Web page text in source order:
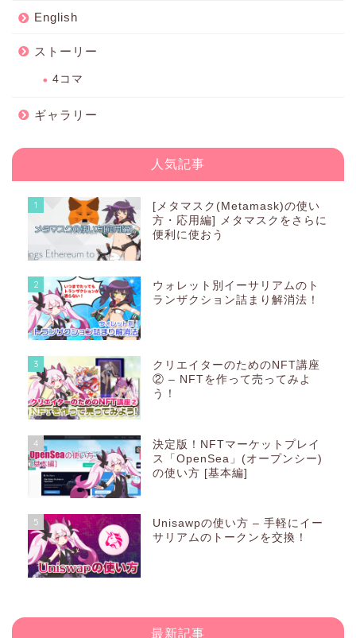
English
ストーリー
4コマ
ギャラリー
人気記事
1
[メタマスク(Metamask)の使い
方・応用編] メタマスクをさらに
便利に使おう
2
ウォレット別イーサリアムのト
ランザクション詰まり解消法！
3
クリエイターのためのNFT講座
② – NFTを作って売ってみよ
う！
4
決定版！NFTマーケットプレイ
ス「OpenSea」(オープンシー)
の使い方 [基本編]
5
Unisawpの使い方 – 手軽にイー
サリアムのトークンを交換！
最新記事